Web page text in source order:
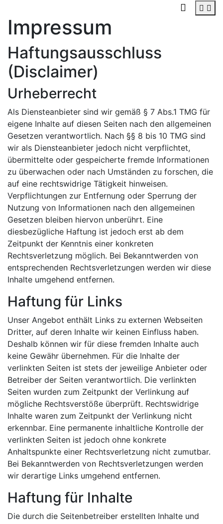
Impressum
Haftungsausschluss
(Disclaimer)
Urheberrecht
Als Diensteanbieter sind wir gemäß § 7 Abs.1 TMG für
eigene Inhalte auf diesen Seiten nach den allgemeinen
Gesetzen verantwortlich. Nach §§ 8 bis 10 TMG sind
wir als Diensteanbieter jedoch nicht verpflichtet,
übermittelte oder gespeicherte fremde Informationen
zu überwachen oder nach Umständen zu forschen, die
auf eine rechtswidrige Tätigkeit hinweisen.
Verpflichtungen zur Entfernung oder Sperrung der
Nutzung von Informationen nach den allgemeinen
Gesetzen bleiben hiervon unberührt. Eine
diesbezügliche Haftung ist jedoch erst ab dem
Zeitpunkt der Kenntnis einer konkreten
Rechtsverletzung möglich. Bei Bekanntwerden von
entsprechenden Rechtsverletzungen werden wir diese
Inhalte umgehend entfernen.
Haftung für Links
Unser Angebot enthält Links zu externen Webseiten
Dritter, auf deren Inhalte wir keinen Einfluss haben.
Deshalb können wir für diese fremden Inhalte auch
keine Gewähr übernehmen. Für die Inhalte der
verlinkten Seiten ist stets der jeweilige Anbieter oder
Betreiber der Seiten verantwortlich. Die verlinkten
Seiten wurden zum Zeitpunkt der Verlinkung auf
mögliche Rechtsverstöße überprüft. Rechtswidrige
Inhalte waren zum Zeitpunkt der Verlinkung nicht
erkennbar. Eine permanente inhaltliche Kontrolle der
verlinkten Seiten ist jedoch ohne konkrete
Anhaltspunkte einer Rechtsverletzung nicht zumutbar.
Bei Bekanntwerden von Rechtsverletzungen werden
wir derartige Links umgehend entfernen.
Haftung für Inhalte
Die durch die Seitenbetreiber erstellten Inhalte und